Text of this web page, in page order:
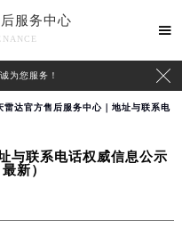
服务中心

为您服务！ 
雷达官方售后服务中心｜地址与联系电
与联系电话权威信息公示
新）